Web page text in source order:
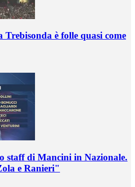
Trebisonda è folle quasi come
staff di Mancini in Nazionale.
e Ranieri"